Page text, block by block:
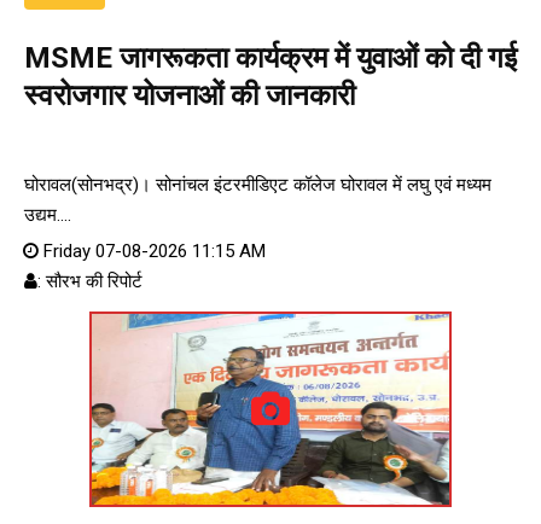
MSME जागरूकता कार्यक्रम में युवाओं को दी गई
स्वरोजगार योजनाओं की जानकारी
घोरावल(सोनभद्र)। सोनांचल इंटरमीडिएट कॉलेज घोरावल में लघु एवं मध्यम
उद्यम....
Friday 07-08-2026 11:15 AM
: सौरभ की रिपोर्ट